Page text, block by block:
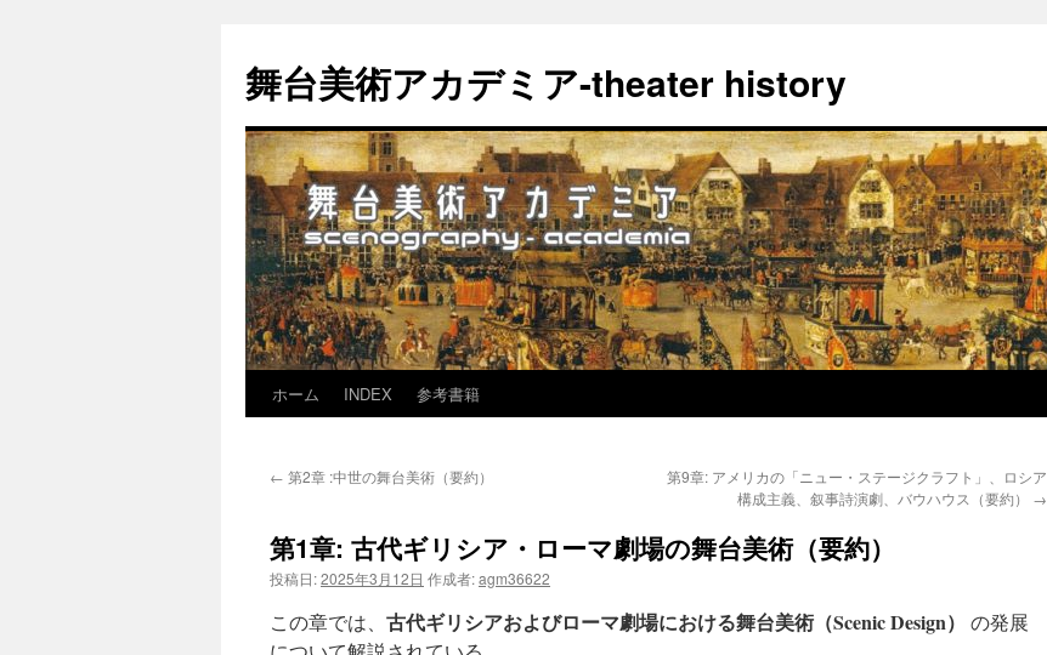
舞台美術アカデミア-theater history
ツ
ホーム INDEX 参考書籍
← 第2章 :中世の舞台美術（要約）
第9章: アメリカの「ニュー・ステージクラフト」、ロシア
構成主義、叙事詩演劇、バウハウス（要約） →
第1章: 古代ギリシア・ローマ劇場の舞台美術（要約）
投稿日:2025年3月12日 作成者:agm36622
この章では、 古代ギリシアおよびローマ劇場における舞台美術（Scenic Design）
の発展